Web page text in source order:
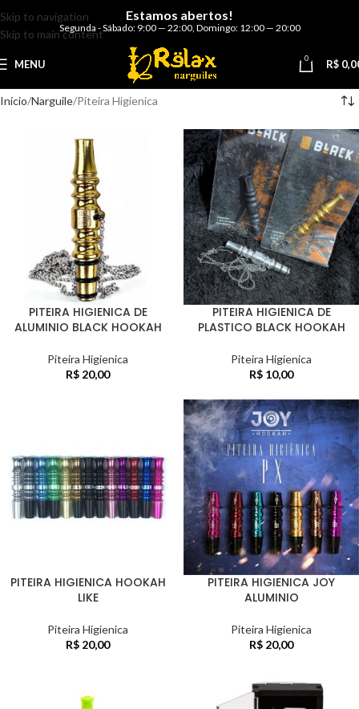
Skip to navigation
Skip to main content
Estamos abertos!
Segunda - Sábado: 9:00 — 22:00, Domingo: 12:00 — 20:00
MENU 0 R$
Início Narguile Piteira Higienica
PITEIRA HIGIENICA DE
ALUMINIO BLACK HOOKAH
Piteira Higienica
R$ 20,00
PITEIRA HIGIENICA DE
PLASTICO BLACK HOOKAH
Piteira Higienica
R$ 10,00
PITEIRA HIGIENICA HOOKAH
LIKE
Piteira Higienica
R$ 20,00
PITEIRA HIGIENICA JOY
ALUMINIO
Piteira Higienica
R$ 20,00